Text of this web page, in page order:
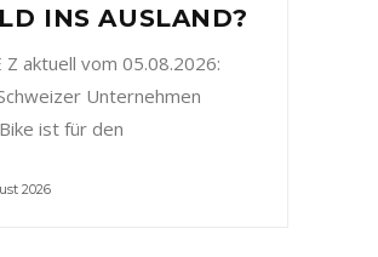
INS AUSLAND?
Z aktuell vom 05.08.2026:
Unternehmen
ist für den
2026